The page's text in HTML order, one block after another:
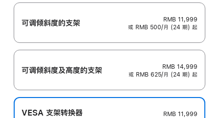
可调倾斜度的支架
RMB 11,999
或 RMB 500/月 (24 期) 起
可调倾斜度及高‍度的支‍架
RMB 14,999
或 RMB 625/月 (24 期) 起
VESA 支架转换器
RMB 11,999